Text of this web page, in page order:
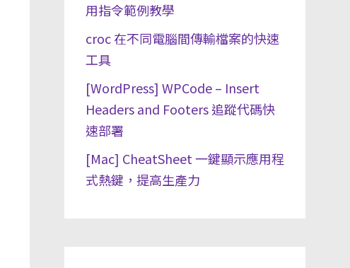
用指令範例教學
croc 在不同電腦間傳輸檔案的快速
工具
[WordPress] WPCode – Insert
Headers and Footers 追蹤代碼快
速部署
[Mac] CheatSheet 一鍵顯示應用程
式熱鍵，提高生產力